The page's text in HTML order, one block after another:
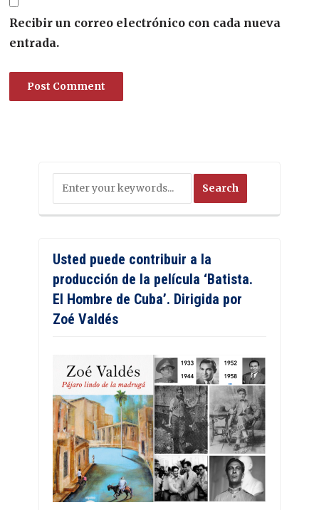
Recibir un correo electrónico con cada nueva
entrada.
Usted puede contribuir a la
producción de la película ‘Batista.
El Hombre de Cuba’. Dirigida por
Zoé Valdés